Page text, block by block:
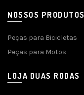
NOSSOS PRODUTOS
Peças para Bicicletas
Peças para Motos
LOJA DUAS RODAS